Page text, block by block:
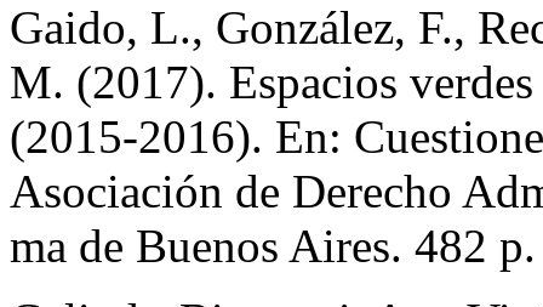
Gaido, L., González, F.,
M. (2017). Espacios
(2015-2016). En:
Asociación de Derecho
ma de Buenos Aires. 482 p.